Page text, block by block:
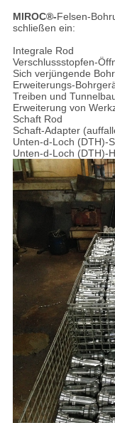
MIROC®-Felsen-
schließen ein:
Integrale Rod
Verschlussstopfen-
Sich verjüngende
Erweiterungs-
Treiben und
Erweiterung von
Schaft Rod
Schaft-Adapter
Unten-d-Loch (DTH)-
Unten-d-Loch (DTH)-